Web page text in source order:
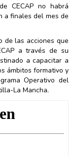
CECAP no habrá
a finales del mes de
de las acciones que
a través de su
a capacitar a
ámbitos formativo y
Operativo del
La Mancha.